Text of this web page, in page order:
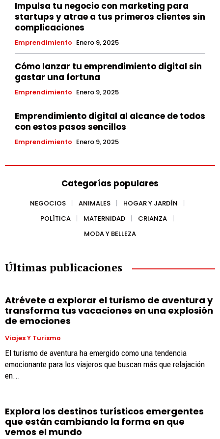
Impulsa tu negocio con marketing para
startups y atrae a tus primeros clientes sin
complicaciones
Emprendimiento Enero 9, 2025
Cómo lanzar tu emprendimiento digital sin
gastar una fortuna
Emprendimiento Enero 9, 2025
Emprendimiento digital al alcance de todos
con estos pasos sencillos
Emprendimiento Enero 9, 2025
Categorías populares
NEGOCIOS ANIMALES
HOGAR Y JARDÍN
POLÍTICA
MATERNIDAD
CRIANZA
MODA Y BELLEZA
Últimas publicaciones
Atrévete a explorar el turismo de aventura y
transforma tus vacaciones en una explosión
de emociones
Viajes Y Turismo
El turismo de aventura ha emergido como una tendencia
emocionante para los viajeros que buscan más que relajación
en...
Explora los destinos turísticos emergentes
que están cambiando la forma en que
vemos el mundo